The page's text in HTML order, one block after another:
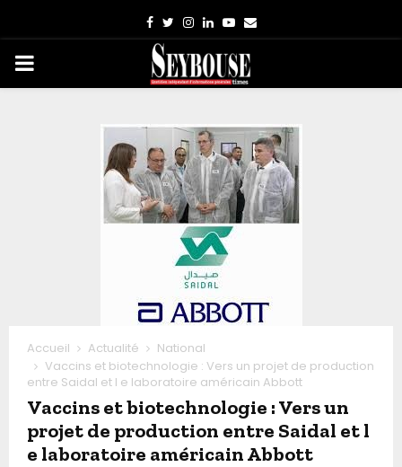
Facebook
TwitterInstagram
LinkedinYoutube
Email
PRIMARY
Accueil Actualité
National
Vaccins et biotechnologie : Vers un projet de production
entre Saidal et l e laboratoire américain Abbott
Vaccins et biotechnologie : Vers un
projet de production entre Saidal et l
e laboratoire américain Abbott